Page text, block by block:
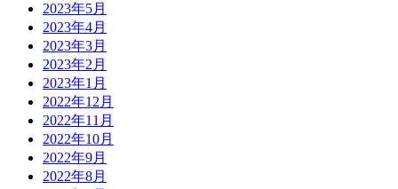
2023年5月
2023年4月
2023年3月
2023年2月
2023年1月
2022年12月
2022年11月
2022年10月
2022年9月
2022年8月